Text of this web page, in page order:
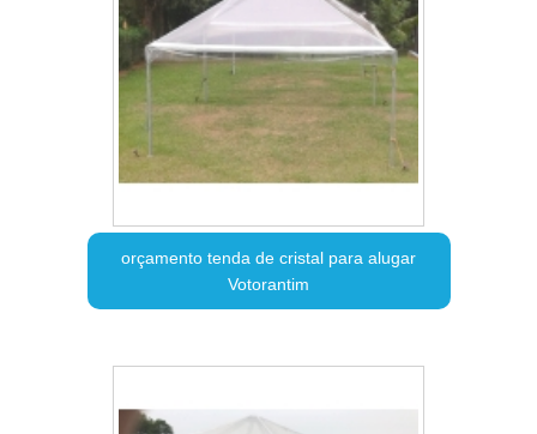
orçamento tenda de cristal para alugar
Votorantim